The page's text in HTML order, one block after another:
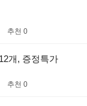
추천 0
개, 증정특가
추천 0